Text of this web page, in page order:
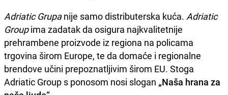
Adriatic Grupanije samo distributerska kuća. Adriatic
Groupima zadatak da osigura najkvalitetnije
prehrambene proizvode iz regiona na policama
trgovina širom Europe, te da domaće i regionalne
brendove učini prepoznatljivim širom EU. Stoga
Adriatic Group s ponosom nosi slogan „Naša hrana za